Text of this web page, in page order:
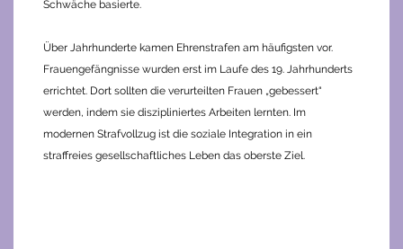
Schwäche basierte.
Über Jahrhunderte kamen Ehrenstrafen am häufigsten vor.
Frauengefängnisse wurden erst im Laufe des 19. Jahrhunderts
errichtet. Dort sollten die verurteilten Frauen „gebessert“
werden, indem sie diszipliniertes Arbeiten lernten. Im
modernen Strafvollzug ist die soziale Integration in ein
straffreies gesellschaftliches Leben das oberste Ziel.